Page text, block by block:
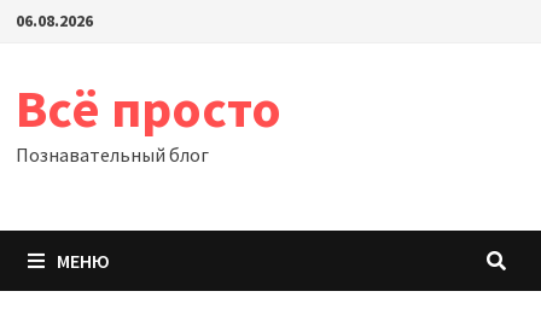
Перейти
06.08.2026
Всё просто
Познавательный блог
МЕНЮ